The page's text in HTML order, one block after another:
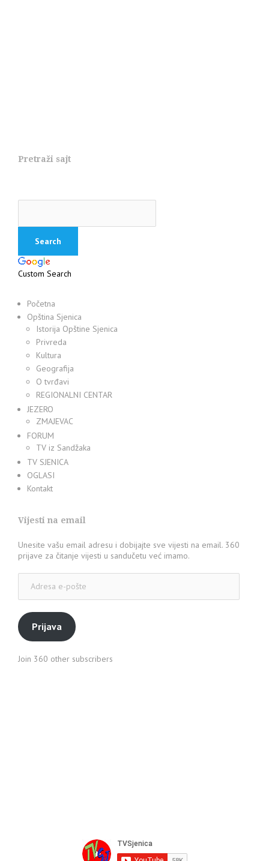
Pretraži sajt
Custom Search
Početna
Opština Sjenica
Istorija Opštine Sjenica
Privreda
Kultura
Geografija
O tvrđavi
REGIONALNI CENTAR
JEZERO
ZMAJEVAC
FORUM
TV iz Sandžaka
TV SJENICA
OGLASI
Kontakt
Vijesti na email
Unesite vašu email adresu i dobijajte sve vijesti na email. 360
prijave za čitanje vijesti u sandučetu već imamo.
pošte
Prijava
Join 360 other subscribers